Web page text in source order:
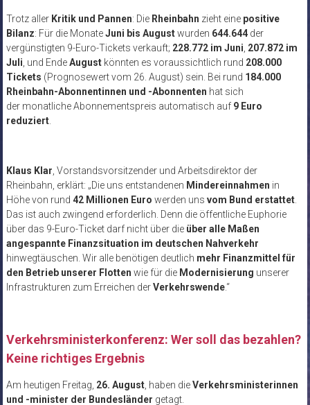
Trotz aller Kritik und Pannen: Die Rheinbahn zieht eine positive
Bilanz: Für die MonateJuni bis Augustwurden 644.644der
vergünstigten 9-Euro-Tickets verkauft; 228.772 im Juni 207.872 im
Juli , und EndeAugustkönnten es voraussichtlich rund 208.000
Tickets (Prognosewert vom 26. August) sein. Bei rund 184.000
Rheinbahn-Abonnentinnen und -Abonnenten hat sich
der monatliche Abonnementspreis automatisch auf 9 Euro
reduziert.
Klaus Klar , Vorstandsvorsitzender und Arbeitsdirektor der
Rheinbahn, erklärt: „Die uns entstandenen Mindereinnahmen in
Höhe von rund 42 Millionen Euro werden uns vom Bund erstattet.
Das ist auch zwingend erforderlich. Denn die öffentliche Euphorie
über das 9-Euro-Ticket darf nicht über die über alle Maßen
angespannte Finanzsituation im deutschen Nahverkehr
hinwegtäuschen. Wir alle benötigen deutlich mehr Finanzmittel für
den Betrieb unserer Flotten wie für die Modernisierung unserer
Infrastrukturen zum Erreichen derVerkehrswende.“
Verkehrsministerkonferenz: Wer soll das bezahlen?
Keine richtiges Ergebnis
Am heutigen Freitag, 26. August, haben dieVerkehrsministerinnen
und -minister der Bundesländer getagt.